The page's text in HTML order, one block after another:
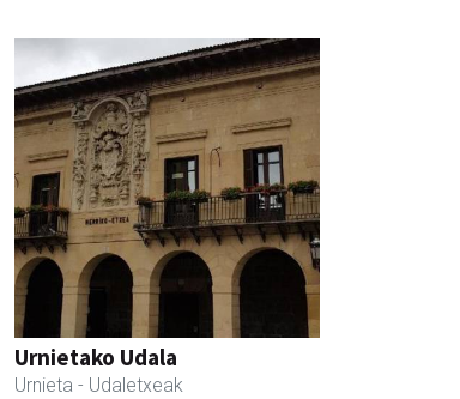
Urnietako Udala
Urnieta - Udaletxeak